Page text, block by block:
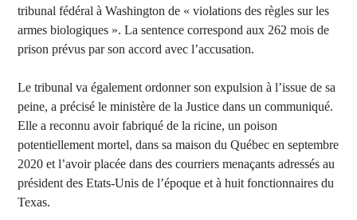
tribunal fédéral à Washington de « violations des règles sur les
armes biologiques ». La sentence correspond aux 262 mois de
prison prévus par son accord avec l’accusation.
Le tribunal va également ordonner son expulsion à l’issue de sa
peine, a précisé le ministère de la Justice dans un communiqué.
Elle a reconnu avoir fabriqué de la ricine, un poison
potentiellement mortel, dans sa maison du Québec en septembre
2020 et l’avoir placée dans des courriers menaçants adressés au
président des Etats-Unis de l’époque et à huit fonctionnaires du
Texas.